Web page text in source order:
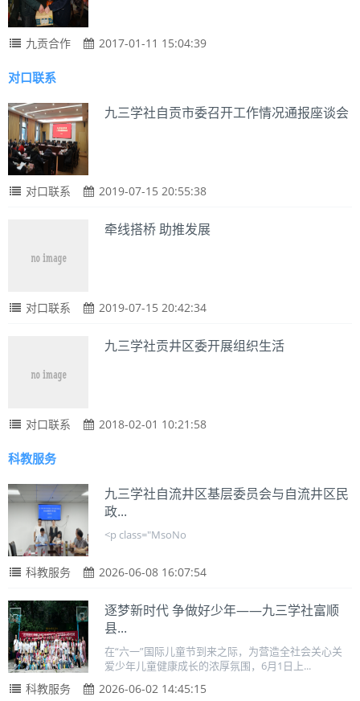
九贡合作 2017-01-11 15:04:39
对口联系
九三学社自贡市委召开工作情况通报座谈会
对口联系 2019-07-15 20:55:38
牵线搭桥 助推发展
对口联系 2019-07-15 20:42:34
九三学社贡井区委开展组织生活
对口联系 2018-02-01 10:21:58
科教服务
九三学社自流井区基层委员会与自流井区民
政...
<p class="MsoNo
科教服务 2026-06-08 16:07:54
逐梦新时代 争做好少年——九三学社富顺
县...
在“六一”国际儿童节到来之际，为营造全社会关心关
爱少年儿童健康成长的浓厚氛围，6月1日上...
科教服务 2026-06-02 14:45:15